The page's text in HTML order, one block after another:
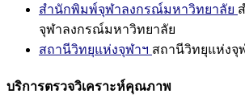
สำนักพิมพ์จุฬาลงกรณ์มหาวิทยาลัย
จุฬาลงกรณ์มหาวิทยาลัย
สถานีวิทยุแห่งจุฬาฯ สถานีวิทยุแห่งจุ
บริการตรวจวิเคราะห์คุณภาพ